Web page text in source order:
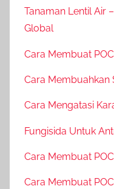
Tanaman Lentil Air
Global
Cara Membuat
Cara Membuahkan
Cara Mengatasi
Fungisida Untuk
Cara Membuat
Cara Membuat